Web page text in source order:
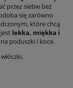
przez siebie bez
się zarówno
które chcą
lekka, miękka i
poduszki i koce.
włóczki.